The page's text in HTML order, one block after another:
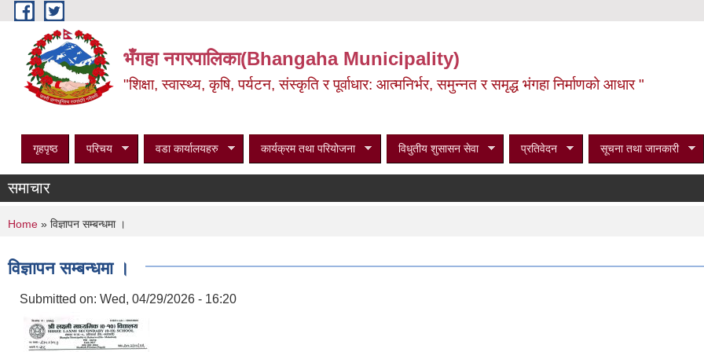
Skip to main content
भँगहा नगरपालिका(Bhangaha Municipality)
"शिक्षा, स्वास्थ्य, कृषि, पर्यटन, संस्कृति र पूर्वाधार: आत्मनिर्भर, समुन्नत र समृद्ध भंगहा निर्माणको आधार "
गृहपृष्ठ परिचय वडा कार्यालयहरु कार्यक्रम तथा परियोजना विधुतीय शुसासन सेवा प्रतिवेदन सूचना तथा जानकारी
समाचार
You are here
Home » विज्ञापन सम्बन्धमा ।
विज्ञापन सम्बन्धमा ।
Submitted on: Wed, 04/29/2026 - 16:20